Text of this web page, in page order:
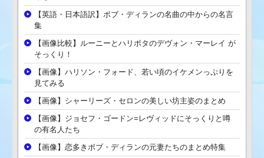
【英語・日本語訳】ボブ・ディランの名曲の中からの名言
集
【画像比較】ルーニーとハリポタのデヴォン・マーレイ が
そっくり！
【画像】ハリソン・フォード、若い頃のイケメンっぷりを
見てみる
【画像】シャーリーズ・セロンの美しい坊主姿のまとめ
【画像】ジョセフ・ゴードン=レヴィッドにそっくりと噂
の有名人たち
【画像】恋多きボブ・ディランの元妻たちのまとめ特集